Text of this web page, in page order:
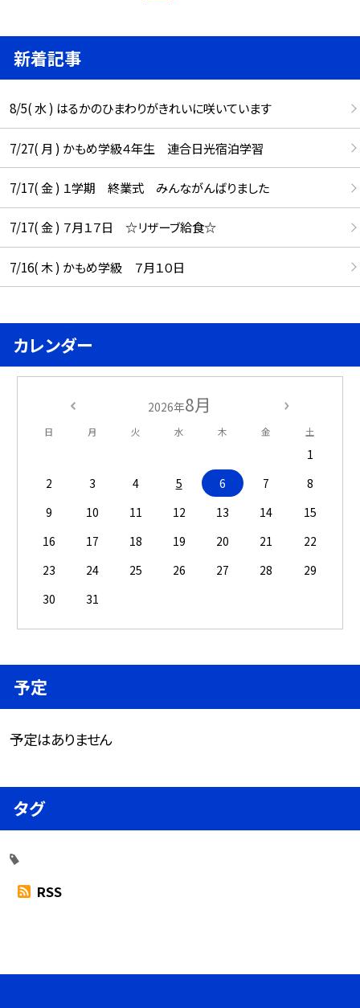
新着記事
8/5( 水 ) はるかのひまわりがきれいに咲いています
7/27( 月 ) かもめ学級４年生 連合日光宿泊学習
7/17( 金 ) １学期 終業式 みんながんばりました
7/17( 金 ) ７月１７日 ☆リザーブ給食☆
7/16( 木 ) かもめ学級 ７月１０日
カレンダー
2026年8月
日 月 火 水 木 金 土
1
2
3 4 5 6 7
8
9
10 11 12 13 14
15
16
17 18 19 20 21
22
23
24 25 26 27 28
29
30
31
予定
予定はありません
タグ
RSS